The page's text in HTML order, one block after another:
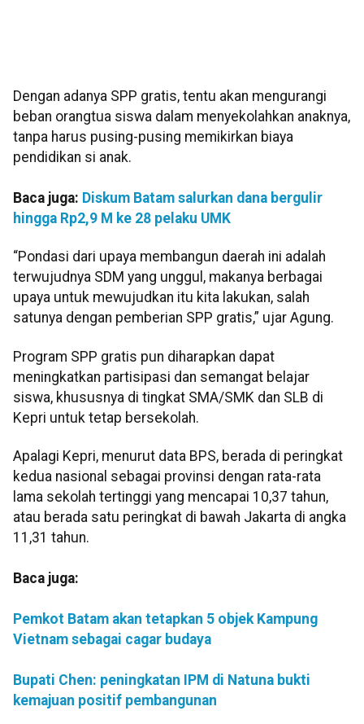
Dengan adanya SPP gratis, tentu akan mengurangi
beban orangtua siswa dalam menyekolahkan anaknya,
tanpa harus pusing-pusing memikirkan biaya
pendidikan si anak.
Baca juga: Diskum Batam salurkan dana bergulir
hingga Rp2,9 M ke 28 pelaku UMK
“Pondasi dari upaya membangun daerah ini adalah
terwujudnya SDM yang unggul, makanya berbagai
upaya untuk mewujudkan itu kita lakukan, salah
satunya dengan pemberian SPP gratis,” ujar Agung.
Program SPP gratis pun diharapkan dapat
meningkatkan partisipasi dan semangat belajar
siswa, khususnya di tingkat SMA/SMK dan SLB di
Kepri untuk tetap bersekolah.
Apalagi Kepri, menurut data BPS, berada di peringkat
kedua nasional sebagai provinsi dengan rata-rata
lama sekolah tertinggi yang mencapai 10,37 tahun,
atau berada satu peringkat di bawah Jakarta di angka
11,31 tahun.
Baca juga:
Pemkot Batam akan tetapkan 5 objek Kampung
Vietnam sebagai cagar budaya
Bupati Chen: peningkatan IPM di Natuna bukti
kemajuan positif pembangunan